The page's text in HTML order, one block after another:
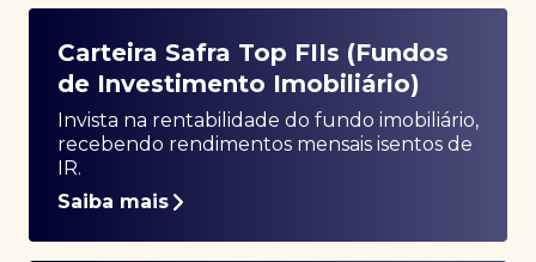
Carteira Safra Top FIIs (Fundos
de Investimento Imobiliário)
Invista na rentabilidade do fundo imobiliário,
recebendo rendimentos mensais isentos de
IR.
Saiba mais